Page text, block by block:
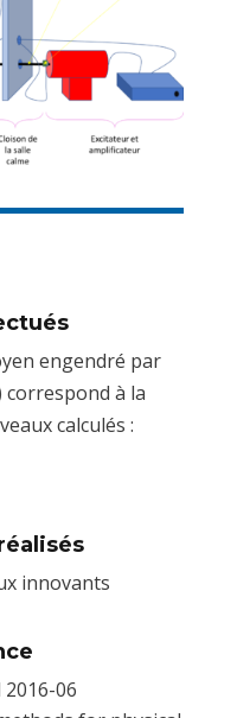
engendré par
correspond à la
calculés :
innovants
2016-06